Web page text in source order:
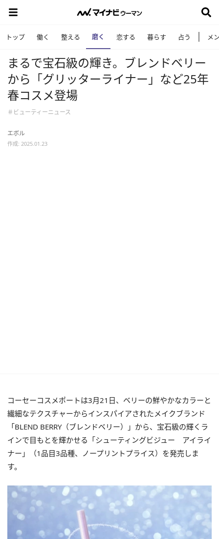
トップ 働く 整える 磨く 恋する 暮らす 占う メ
まるで宝石級の輝き。ブレンドベリー
から「グリッターライナー」など25年
春コスメ登場
＃ビューティーニュース
エボル
作成: 2025.01.23
コーセーコスメポートは3月21日、ベリーの鮮やかなカラーと
繊細なテクスチャーからインスパイアされたメイクブランド
「BLEND BERRY（ブレンドベリー）」から、宝石級の輝くラ
インで目もとを輝かせる「シューティングビジュー アイライ
ナー」（1品目3品種、ノープリントプライス）を発売しま
す。